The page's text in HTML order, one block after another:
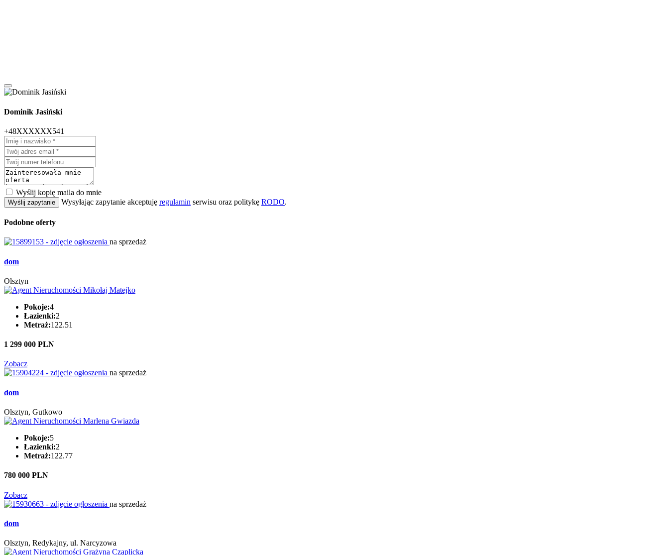
Dominik Jasiński
+48XXXXXX541
Wyślij kopię maila do mnie
Wyślij zapytanie Wysyłając zapytanie akceptuję regulamin serwisu oraz politykę RODO.
Podobne oferty
na sprzedaż
dom
Olsztyn
Pokoje:4
Łazienki:2
Metraż:122.51
1 299 000 PLN
Zobacz
na sprzedaż
dom
Olsztyn, Gutkowo
Pokoje:5
Łazienki:2
Metraż:122.77
780 000 PLN
Zobacz
na sprzedaż
dom
Olsztyn, Redykajny, ul. Narcyzowa